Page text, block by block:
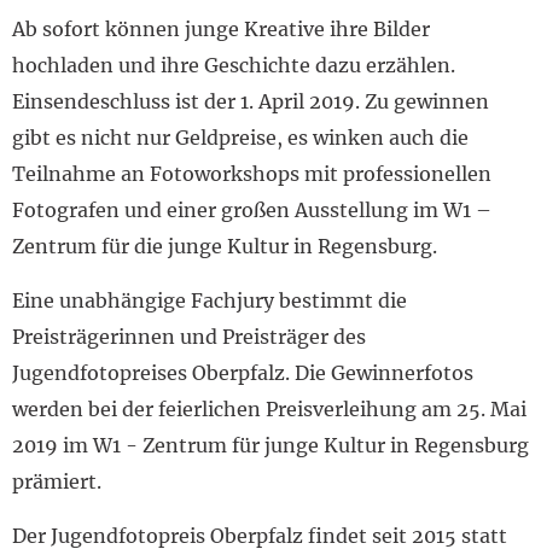
Ab sofort können junge Kreative ihre Bilder
hochladen und ihre Geschichte dazu erzählen.
Einsendeschluss ist der 1. April 2019. Zu gewinnen
gibt es nicht nur Geldpreise, es winken auch die
Teilnahme an Fotoworkshops mit professionellen
Fotografen und einer großen Ausstellung im W1 –
Zentrum für die junge Kultur in Regensburg.
Eine unabhängige Fachjury bestimmt die
Preisträgerinnen und Preisträger des
Jugendfotopreises Oberpfalz. Die Gewinnerfotos
werden bei der feierlichen Preisverleihung am 25. Mai
2019 im W1 - Zentrum für junge Kultur in Regensburg
prämiert.
Der Jugendfotopreis Oberpfalz findet seit 2015 statt